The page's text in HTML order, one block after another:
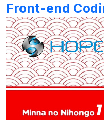
Front-end